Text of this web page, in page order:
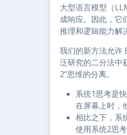
大型语言模型（
成响应。因此，它
推理和逻辑能力解
我们的新方法允许
泛研究的二分法中
2”思维的分离。
系统1思考是
在屏幕上时，
相比之下，系
使用系统2思考